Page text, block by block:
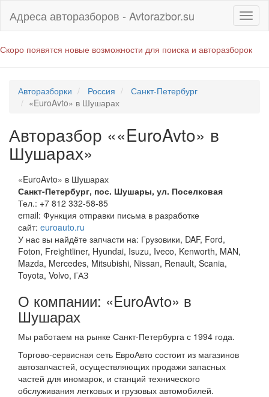
Адреса авторазборов - Avtorazbor.su
Скоро появятся новые возможности для поиска и авторазборок
Авторазборки Россия
Санкт-Петербург
«EuroAvto» в Шушарах
Авторазбор ««EuroAvto» в
Шушарах»
«EuroAvto» в Шушарах
Санкт-Петербург, пос. Шушары, ул. Поселковая
Тел.: +7 812 332-58-85
email: Функция отправки письма в разработке
сайт: euroauto.ru
У нас вы найдёте запчасти на: Грузовики, DAF, Ford,
Foton, Freightliner, Hyundai, Isuzu, Iveco, Kenworth, MAN,
Mazda, Mercedes, Mitsubishi, Nissan, Renault, Scania,
Toyota, Volvo, ГАЗ
О компании: «EuroAvto» в
Шушарах
Мы работаем на рынке Санкт-Петербурга с 1994 года.
Торгово-сервисная сеть ЕвроАвто состоит из магазинов
автозапчастей, осуществляющих продажи запасных
частей для иномарок, и станций технического
обслуживания легковых и грузовых автомобилей.